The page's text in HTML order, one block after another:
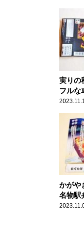
実りの
フルな
新潟の
とは？
かが
名物駅
名付け